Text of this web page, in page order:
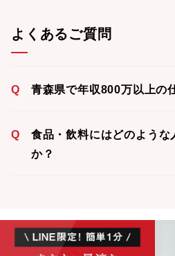
よくあるご質問
Q 青森県で年収800万以上の
Q
食品・飲料にはどのような
か？